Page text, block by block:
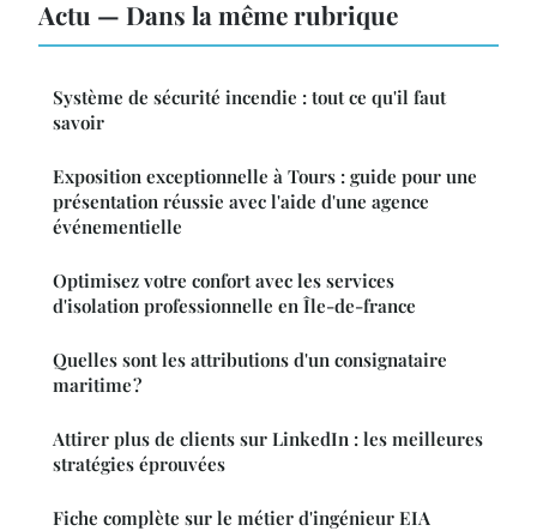
Actu — Dans la même rubrique
Système de sécurité incendie : tout ce qu'il faut
savoir
Exposition exceptionnelle à Tours : guide pour une
présentation réussie avec l'aide d'une agence
événementielle
Optimisez votre confort avec les services
d'isolation professionnelle en Île-de-france
Quelles sont les attributions d'un consignataire
maritime ?
Attirer plus de clients sur LinkedIn : les meilleures
stratégies éprouvées
Fiche complète sur le métier d'ingénieur EIA